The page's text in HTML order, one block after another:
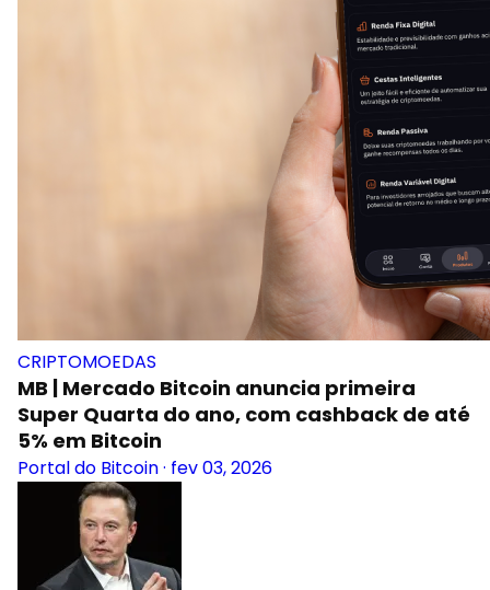
CRIPTOMOEDAS
MB | Mercado Bitcoin anuncia primeira
Super Quarta do ano, com cashback de até
5% em Bitcoin
Portal do Bitcoin· fev 03, 2026